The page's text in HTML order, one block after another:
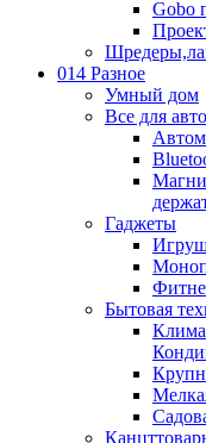
Gobo
014 Разное
Умный дом
Все для
Гаджеты
Бытовая